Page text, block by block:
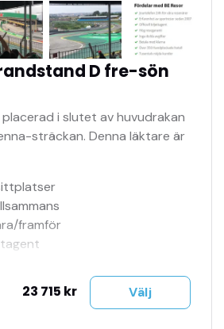
D fre-sön
i slutet av huvudrakan
sträckan. Denna läktare är
framför
24h
till dig
23 715 kr Välj